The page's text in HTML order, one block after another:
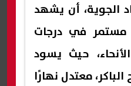
الجوية، أن يشهد
مستمر في درجات
حيث يسود
معتدل نهارًا